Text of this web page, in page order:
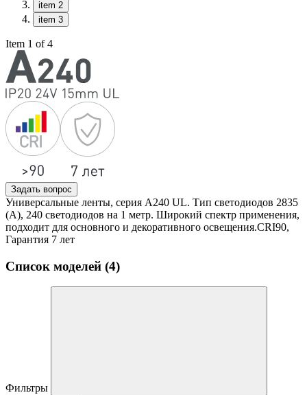
item 2
item 3
Item 1 of 4
Задать вопрос
Универсальные ленты, серия А240 UL. Тип светодиодов 2835
(А), 240 светодиодов на 1 метр. Широкий спектр применения,
подходит для основного и декоративного освещения.CRI90,
Гарантия 7 лет
Список моделей (4)
Фильтры